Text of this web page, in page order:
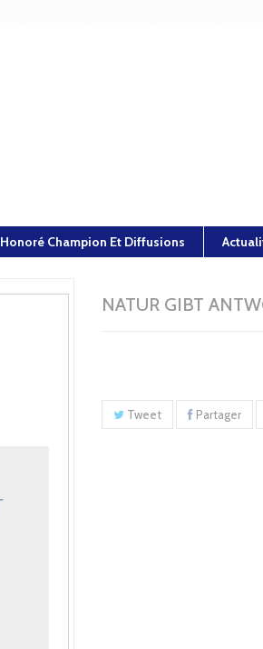
Honoré Champion Et Diffusions
NATUR GIBT
Tweet Partager